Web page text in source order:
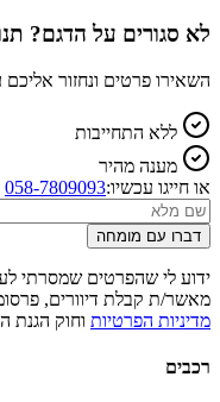
לא סגורים על הדגם?
השאירו פרטים ונחזור
ללא התחייבות
מענה מהיר
או חייגו עכשיו:058-7809093
דברו עם מומחה
ידוע לי שהפרטים שמסרתי
מאשר/ת קבלת דיוורים,
מדיניות הפרטיות וחוק הגנת
רכבים